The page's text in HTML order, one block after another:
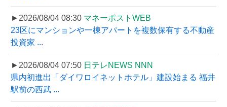
►2026/08/04 08:30 マネーポストWEB
23区にマンションや一棟アパートを複数保有する不動産
投資家 ...
►2026/08/04 07:50 日テレNEWS NNN
県内初進出「ダイワロイネットホテル」建設始まる 福井
駅前の西武 ...